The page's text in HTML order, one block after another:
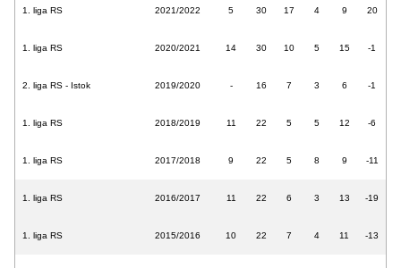
1. liga RS 2021/2022 5 30 17 4 9 20
1. liga RS 2020/2021 14 30 10 5 15 -1
2. liga RS - Istok 2019/2020 - 16 7 3 6 -1
1. liga RS 2018/2019 11 22 5 5 12 -6
1. liga RS 2017/2018 9 22 5 8 9 -11
1. liga RS 2016/2017 11 22 6 3 13 -19
1. liga RS 2015/2016 10 22 7 4 11 -13